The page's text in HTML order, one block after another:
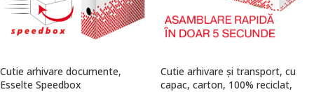
Cutie arhivare documente,
Esselte Speedbox
Cutie arhivare și transport, cu
capac, carton, 100% reciclat,